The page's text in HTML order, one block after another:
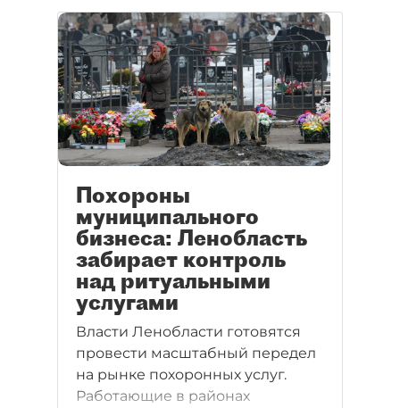
Похороны
муниципального
бизнеса: Ленобласть
забирает контроль
над ритуальными
услугами
Власти Ленобласти готовятся
провести масштабный передел
на рынке похоронных услуг.
Работающие в районах